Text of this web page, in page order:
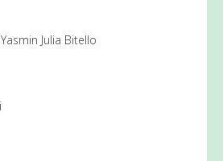
Geprert
Bitello